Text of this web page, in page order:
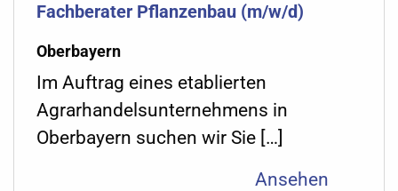
Fachberater Pflanzenbau (m/w/d)
Oberbayern
Im Auftrag eines etablierten
Agrarhandelsunternehmens in
Oberbayern suchen wir Sie […]
Ansehen